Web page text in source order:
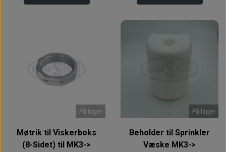
På lager
Møtrik til Viskerboks
(8-Sidet) til MK3->
På lager
Beholder til Sprinkler
Væske MK3->